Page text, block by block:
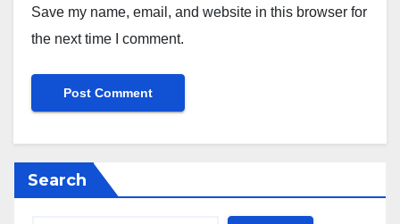
Save my name, email, and website in this browser for
the next time I comment.
Search